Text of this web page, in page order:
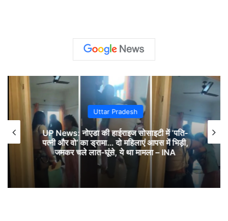
Uttar Pradesh
UP News: नोएडा की हाईराइज सोसाइटी में ‘पति-
पत्नी और वो’ का ड्रामा… दो महिलाएं आपस में भिड़ी,
जमकर चले लात-घूंसे, ये था मामला – INA